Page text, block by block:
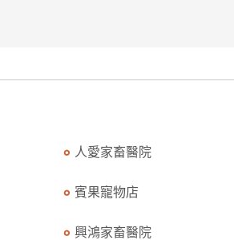
人愛家畜醫院
賓果寵物店
興鴻家畜醫院